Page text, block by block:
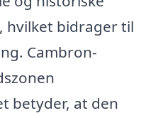
hvilket bidrager til
Cambron-
betyder, at den